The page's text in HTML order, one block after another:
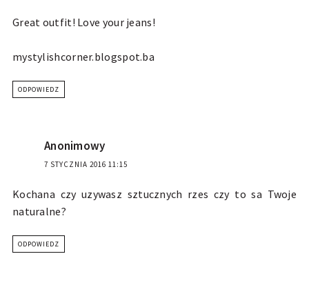
Great outfit! Love your jeans!
mystylishcorner.blogspot.ba
ODPOWIEDZ
Anonimowy
7 STYCZNIA 2016 11:15
Kochana czy uzywasz sztucznych rzes czy to sa Twoje
naturalne?
ODPOWIEDZ